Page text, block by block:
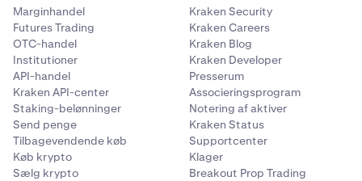
Marginhandel
Futures Trading
OTC-handel
Institutioner
API-handel
Kraken API-center
Staking-belønninger
Send penge
Tilbagevendende køb
Køb krypto
Sælg krypto
Kraken Security
Kraken Careers
Kraken Blog
Kraken Developer
Presserum
Associeringsprogram
Notering af aktiver
Kraken Status
Supportcenter
Klager
Breakout Prop Trading